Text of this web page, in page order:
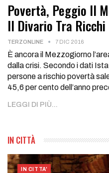
Povertà, Peggio Il
Il Divario Tra Ricchi
TERZONLINE 7 DIC 2016
È ancora il Mezzogiorno
dalla crisi. Secondo i dati
persone a rischio povertà
45,6 per cento dell’anno
LEGGI DI PIÙ...
IN CITTÀ
IN CITTA'